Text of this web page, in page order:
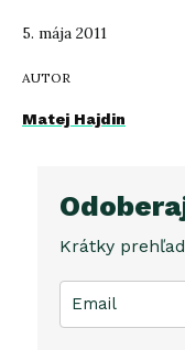
5. mája 2011
AUTOR
Matej Hajdin
Krátky